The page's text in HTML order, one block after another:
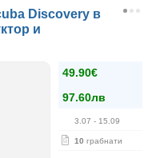
Discovery в
и
49.90€
97.60лв
3.07 - 15.09
10 грабнати